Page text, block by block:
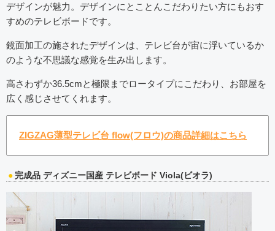
デザインが魅力。デザインにとことんこだわりたい方にもおす
すめのテレビボードです。
鏡面加工の施されたデザインは、テレビ台が宙に浮いているか
のような不思議な感覚を生み出します。
高さわずか36.5cmと極限までロータイプにこだわり、お部屋を
広く感じさせてくれます。
ZIGZAG薄型テレビ台 flow(フロウ)の商品詳細はこちら
完成品 ディズニー国産 テレビボード Viola(ビオラ)